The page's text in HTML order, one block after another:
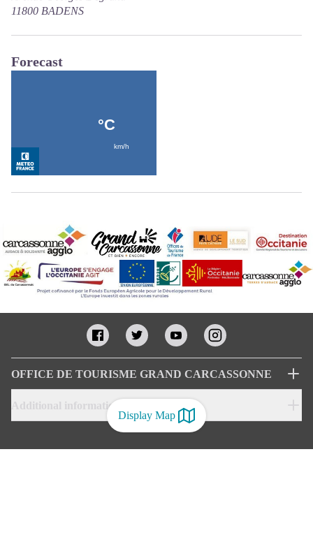
Display Map
11800 BADENS
Forecast
OFFICE DE TOURISME GRAND CARCASSONNE
Additional informations